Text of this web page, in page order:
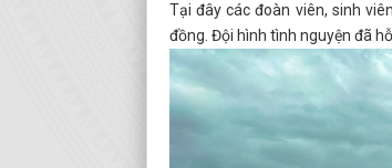
Tại đây các đoàn viên, sinh
đồng. Đội hình tình nguyện đã